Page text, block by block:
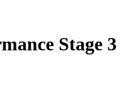
Stage 3